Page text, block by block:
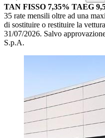
TAN FISSO 7,35% TAEG
35 rate mensili oltre ad una
di sostituire o restituire la
31/07/2026. Salvo
S.p.A.